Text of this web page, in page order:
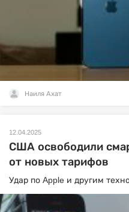
Наиля Ахат
12.04.2025
США освободили
от новых тарифов
Удар по Apple и другим